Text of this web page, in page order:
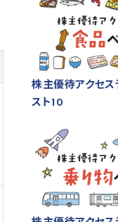
株主優待アクセ
スト10